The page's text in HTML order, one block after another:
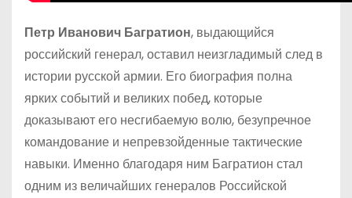
Петр Иванович Багратион, выдающийся
российский генерал, оставил неизгладимый след в
истории русской армии. Его биография полна
ярких событий и великих побед, которые
доказывают его несгибаемую волю, безупречное
командование и непревзойденные тактические
навыки. Именно благодаря ним Багратион стал
одним из величайших генералов Российской